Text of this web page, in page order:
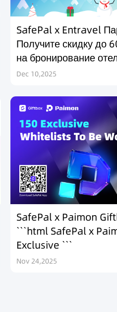
SafePal x Entravel
Получите скидку до
на бронирование
SafePal Mastercard и
Dec 10,2025
SafePal x Paimon
```html SafePal x
Exclusive ```
Nov 24,2025